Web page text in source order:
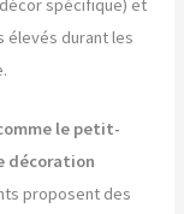
spécifique) et
élevés durant les
le petit-
décoration
proposent des